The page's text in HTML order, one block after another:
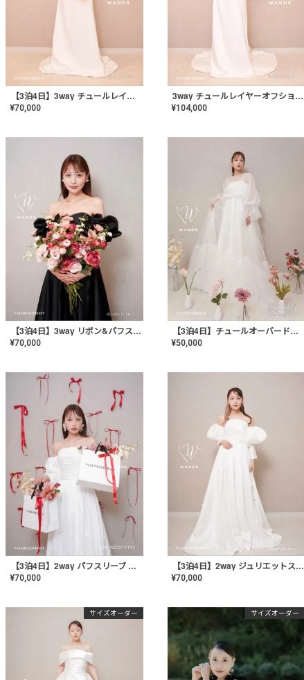
【3泊4日】3way チュールレイヤーオフショルダー スレンダードレス〈PD-WDOR-2111〉
¥70,000
3way チュールレイヤーオフショルダー スレンダードレス〈PD-WDOR-2111〉
¥104,000
【3泊4日】3way リボン&パフスリーブ ブラックドレス〈PD-WDOR-BK01〉
¥70,000
【3泊4日】チュールオーバードレス〈PD-WDOR-1121〉
¥50,000
【3泊4日】2way パフスリーブ タフタドレス〈PD-WDOR-1112〉
¥70,000
【3泊4日】2way ジュリエットスリーブ タフタドレス〈PD-WDOR-1111〉
¥70,000
サイズオーダー サイズオーダー